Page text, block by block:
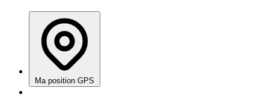
Ma position GPS